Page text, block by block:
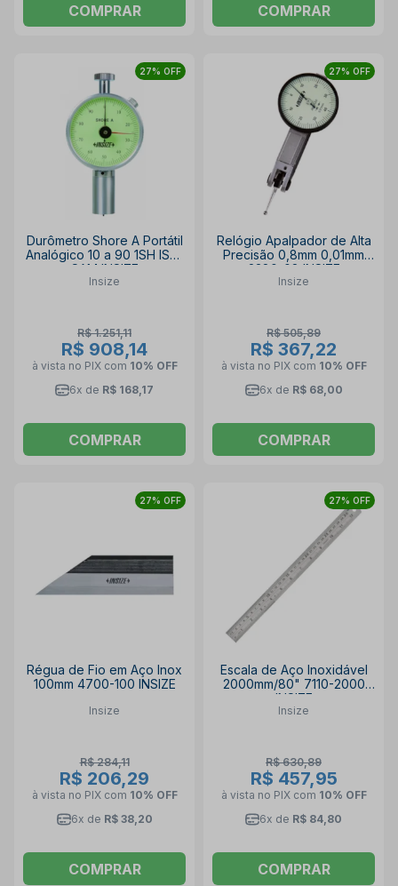
COMPRAR COMPRAR
27% OFF
Durômetro Shore A Portátil
Analógico 10 a 90 1SH ISH-
SAM INSIZE
Insize
R$ 1.251,11
R$ 908,14
à vista no PIX com 10% OFF
6x de R$ 168,17
COMPRAR
27% OFF
Relógio Apalpador de Alta
Precisão 0,8mm 0,01mm
2380-08 INSIZE
Insize
R$ 505,89
R$ 367,22
à vista no PIX com 10% OFF
6x de R$ 68,00
COMPRAR
27% OFF
Régua de Fio em Aço Inox
100mm 4700-100 INSIZE
Insize
R$ 284,11
R$ 206,29
à vista no PIX com 10% OFF
6x de R$ 38,20
COMPRAR
27% OFF
Escala de Aço Inoxidável
2000mm/80" 7110-2000
INSIZE
Insize
R$ 630,89
R$ 457,95
à vista no PIX com 10% OFF
6x de R$ 84,80
COMPRAR